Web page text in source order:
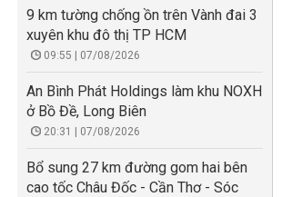
9 km tường chống ồn trên Vành đai 3
xuyên khu đô thị TP HCM
09:55 | 07/08/2026
An Bình Phát Holdings làm khu NOXH
ở Bồ Đề, Long Biên
20:31 | 07/08/2026
Bổ sung 27 km đường gom hai bên
cao tốc Châu Đốc - Cần Thơ - Sóc